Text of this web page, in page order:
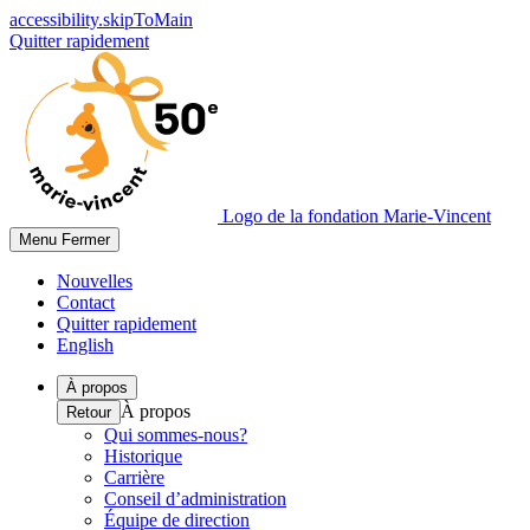
accessibility.skipToMain
Quitter rapidement
Logo de la fondation Marie-Vincent
Menu Fermer
Nouvelles
Contact
Quitter rapidement
English
À propos
Retour À propos
Qui sommes-nous?
Historique
Carrière
Conseil d’administration
Équipe de direction